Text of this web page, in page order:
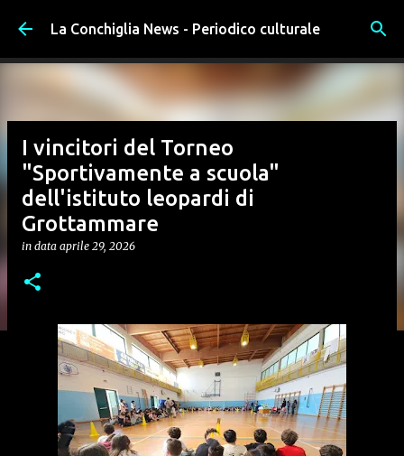
Passa ai contenuti principali
La Conchiglia News - Periodico culturale
I vincitori del Torneo
"Sportivamente a scuola"
dell'istituto leopardi di
Grottammare
in data aprile 29, 2026